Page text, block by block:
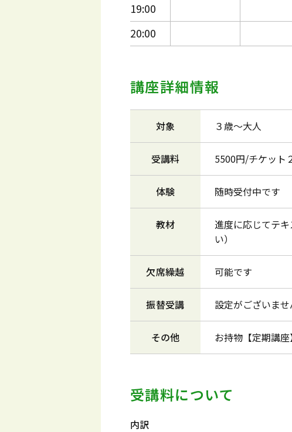
19:00
20:00
講座詳細情報
対象 ３歳～大人
受講料 5500円/チケット
体験 随時受付中です
教材
進度に応じてテ
い）
欠席繰越 可能です
振替受講 設定がございませ
その他 お持物【定期講
受講料について
内訳